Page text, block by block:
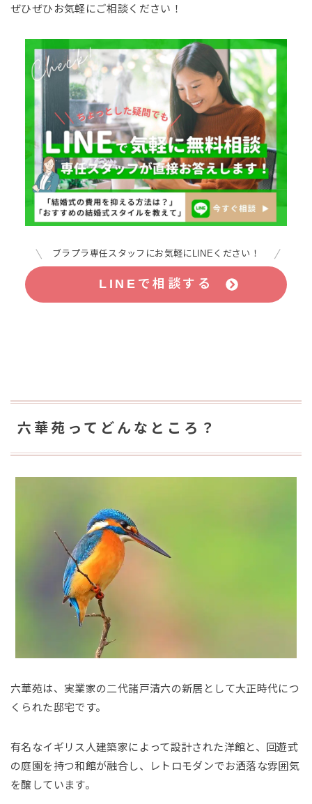
ぜひぜひお気軽にご相談ください！
ブラプラ専任スタッフにお気軽にLINEください！
LINEで相談する
六華苑ってどんなところ？
六華苑は、実業家の二代諸戸清六の新居として大正時代につ
くられた邸宅です。
有名なイギリス人建築家によって設計された洋館と、回遊式
の庭園を持つ和館が融合し、レトロモダンでお洒落な雰囲気
を醸しています。